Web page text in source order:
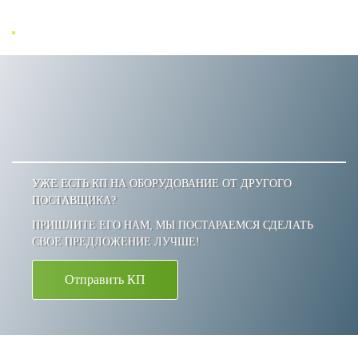
УЖЕ ЕСТЬ КП НА ОБОРУДОВАНИЕ ОТ ДРУГОГО
ПОСТАВЩИКА?
ПРИШЛИТЕ ЕГО НАМ, МЫ ПОСТАРАЕМСЯ СДЕЛАТЬ
СВОЕ ПРЕДЛОЖЕНИЕ ЛУЧШЕ!
Отправить КП